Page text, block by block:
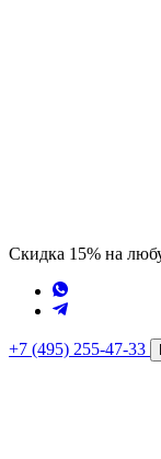
Скидка 15% на
+7 (495) 255-47-33